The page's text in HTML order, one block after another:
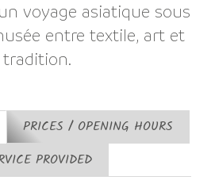
voyage asiatique sous
entre textile, art et
tradition.
PRICES / OPENING HOURS
PROVIDED